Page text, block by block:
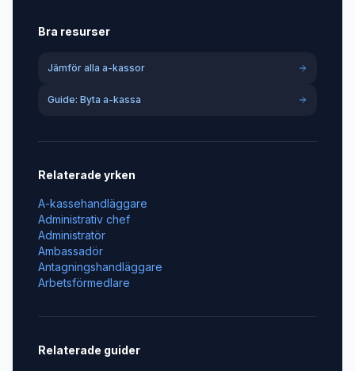
Bra resurser
Jämför alla a-kassor
Guide: Byta a-kassa
Relaterade yrken
A-kassehandläggare
Administrativ chef
Administratör
Ambassadör
Antagningshandläggare
Arbetsförmedlare
Relaterade guider